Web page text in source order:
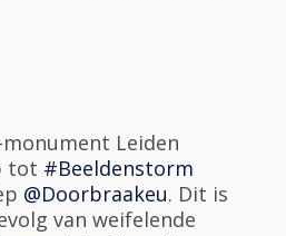
Leiden
tot #Beeldenstorm
@Doorbraakeu. Dit is
van weifelende